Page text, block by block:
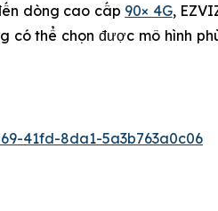
dòng cao cấp 90× 4G,
thể chọn được mô hình
41fd-8da1-5a3b763a0c06